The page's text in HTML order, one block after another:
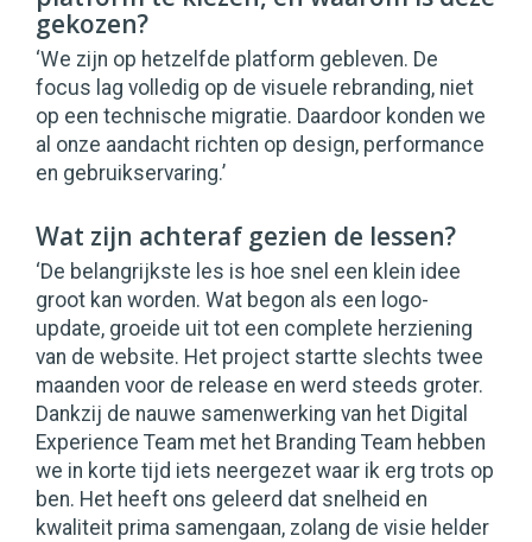
gekozen?
‘We zijn op hetzelfde platform gebleven. De
focus lag volledig op de visuele rebranding, niet
op een technische migratie. Daardoor konden we
al onze aandacht richten op design, performance
en gebruikservaring.’
Wat zijn achteraf gezien de lessen?
‘De belangrijkste les is hoe snel een klein idee
groot kan worden. Wat begon als een logo-
update, groeide uit tot een complete herziening
van de website. Het project startte slechts twee
maanden voor de release en werd steeds groter.
Dankzij de nauwe samenwerking van het Digital
Experience Team met het Branding Team hebben
we in korte tijd iets neergezet waar ik erg trots op
ben. Het heeft ons geleerd dat snelheid en
kwaliteit prima samengaan, zolang de visie helder